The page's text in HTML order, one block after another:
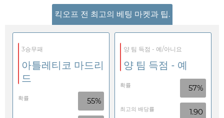
킥오프 전 최고의 베팅 마켓과 팁.
3승무패
아틀레티코 마드리
드
확률 55%
양 팀 득점 - 예/아니요
양 팀 득점 - 예
확률 57%
최고의 배당률 1.90